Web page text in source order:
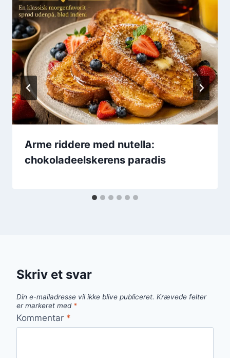
Arme riddere med nutella:
chokoladeelskerens paradis
Skriv et svar
Din e-mailadresse vil ikke blive publiceret. Krævede felter
er markeret med *
Kommentar *